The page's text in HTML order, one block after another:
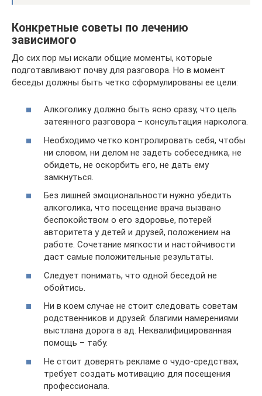
Конкретные советы по лечению
зависимого
До сих пор мы искали общие моменты, которые
подготавливают почву для разговора. Но в момент
беседы должны быть четко сформулированы ее цели:
Алкоголику должно быть ясно сразу, что цель
затеянного разговора – консультация нарколога.
Необходимо четко контролировать себя, чтобы
ни словом, ни делом не задеть собеседника, не
обидеть, не оскорбить его, не дать ему
замкнуться.
Без лишней эмоциональности нужно убедить
алкоголика, что посещение врача вызвано
беспокойством о его здоровье, потерей
авторитета у детей и друзей, положением на
работе. Сочетание мягкости и настойчивости
даст самые положительные результаты.
Следует понимать, что одной беседой не
обойтись.
Ни в коем случае не стоит следовать советам
родственников и друзей: благими намерениями
выстлана дорога в ад. Неквалифицированная
помощь – табу.
Не стоит доверять рекламе о чудо-средствах,
требует создать мотивацию для посещения
профессионала.